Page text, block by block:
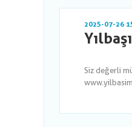
2025-07-26
Siz değerli